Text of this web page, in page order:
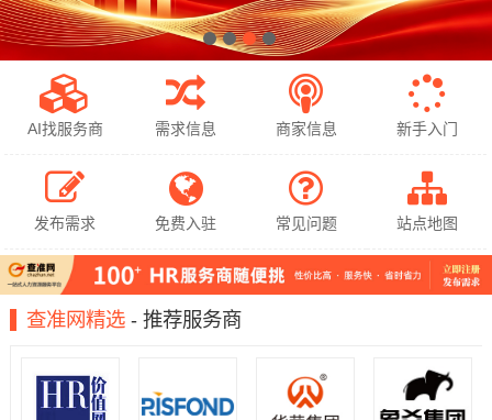
1 2 3 4
AI找服务商 需求信息 商家信息 新手入门
发布需求 免费入驻 常见问题 站点地图
查准网精选- 推荐服务商